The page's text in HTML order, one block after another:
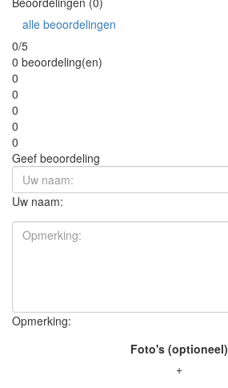
alle beoordelingen
0/5
0 beoordeling(en)
0
0
0
0
0
Geef beoordeling
Uw naam:
Opmerking:
Foto's (optioneel)
+